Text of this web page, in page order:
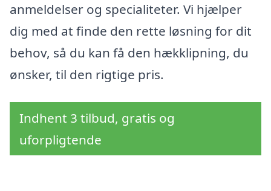
anmeldelser og specialiteter. Vi hjælper
dig med at finde den rette løsning for dit
behov, så du kan få den hækklipning, du
ønsker, til den rigtige pris.
Indhent 3 tilbud, gratis og
uforpligtende